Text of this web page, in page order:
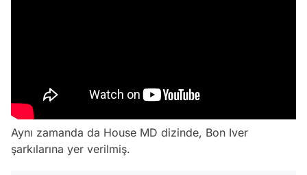
Aynı zamanda da House MD dizinde, Bon Iver
şarkılarına yer verilmiş.